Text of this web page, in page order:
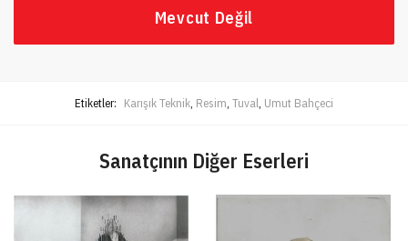
Mevcut Değil
Etiketler: Karışık Teknik, Resim, Tuval, Umut Bahçeci
Sanatçının Diğer Eserleri